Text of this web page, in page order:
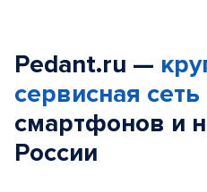
Pedant.ru —
сервисная сеть
смартфонов и
России